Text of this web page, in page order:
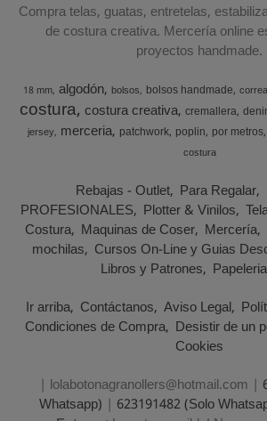
Compra telas, guatas, entretelas,
de costura creativa. Mercería online
proyectos handmade.
18 mm algodón bolsos bolsos handmade
costura costura creativa cremallera
jersey merceria patchwork poplin por metros
costura
Rebajas - Outlet Para Regalar
PROFESIONALES Plotter & Vinilos
Costura Maquinas de Coser Mercería
mochilas Cursos On-Line y Guias
Libros y Patrones Papeleria
Ir arriba Contáctanos Aviso Legal
Condiciones de Compra Desistir de un
Cookies
| lolabotonagranollers@hotmail.com |
Whatsapp) | 623191482 (Solo